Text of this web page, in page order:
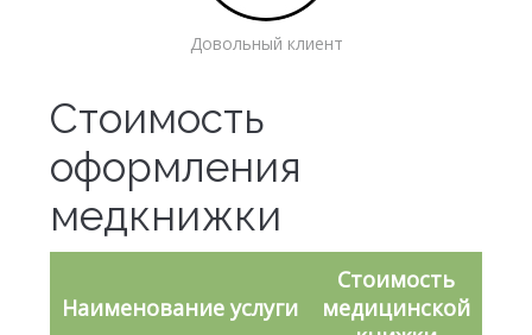
Довольный клиент
Стоимость
оформления
медкнижки
Наименование услуги
Стоимость
медицинской